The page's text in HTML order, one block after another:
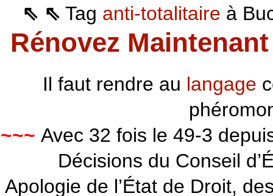
⇖ ⇖ Tag anti-totalitaire à
Rénovez
Il faut rendre au langage
~~~ Avec 32 fois le 49-3
Décisions du Conseil
Apologie de l’État de Droit,